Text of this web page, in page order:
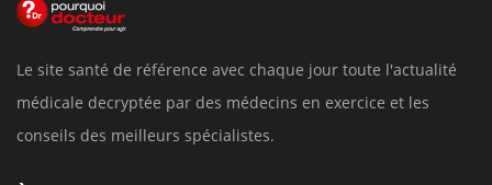
Le site santé de référence avec chaque jour toute l'actualité
médicale decryptée par des médecins en exercice et les
conseils des meilleurs spécialistes.